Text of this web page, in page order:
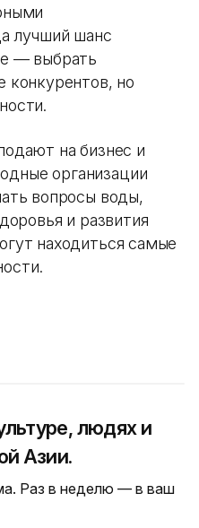
лучший шанс
— выбрать
конкурентов, но
на бизнес и
организации
вопросы воды,
и развития
находиться самые
людях и
Азии.
Раз в неделю — в ваш